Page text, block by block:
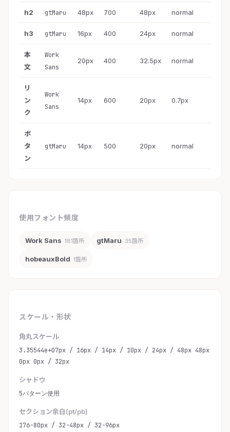
h2 gtMaru 48px 700 48px normal
h3 gtMaru 16px 400 24px normal
本
文
Work
Sans
20px 400 32.5px normal
リ
ン
ク
Work
Sans
14px 600 20px 0.7px
ボ
タ
ン
gtMaru 14px 500 20px normal
使用フォント頻度
Work Sans 181箇所 gtMaru 35箇所
hobeauxBold 1箇所
スケール・形状
角丸スケール
3.35544e+07px / 16px / 14px / 10px / 24px / 48px 48px
0px 0px / 32px
シャドウ
5パターン使用
セクション余白(pt/pb)
176-80px / 32-48px / 32-96px